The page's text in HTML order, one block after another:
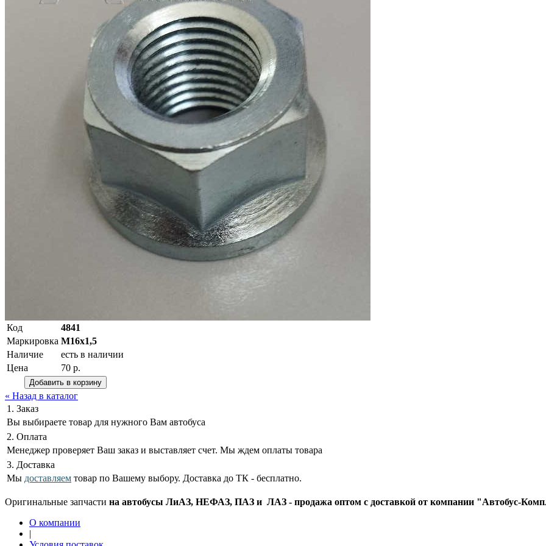
Код
4841
Маркировка М16х1,5
Наличие
есть в наличии
Цена
70 р.
« Назад в каталог
1. Заказ
Вы выбираете товар для нужного Вам автобуса
2. Оплата
Менеджер проверяет Ваш заказ и выставляет счет. Мы ждем оплаты товара
3. Доставка
Мы доставляем товар по Вашему выбору. Доставка до ТК - бесплатно.
Оригинальные запчасти на автобусы ЛиАЗ, НЕФАЗ, ПАЗ и ЛАЗ - продажа оптом с доставкой от компании "Автобус-
О компании
|